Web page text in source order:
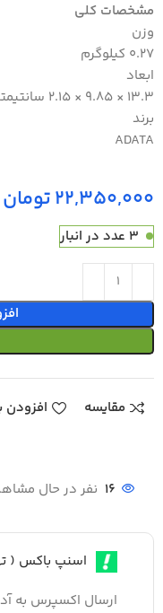
مشخصات کلی
وزن
0.27 کیلوگرم
ابعاد
13.3 × 9.85 × 2.15 سانتیمتر
برند
ADATA
تومان
3 عدد در انبار
مقایسه افزودن
16 نفر در حال
اسنپ باکس (
ارسال اکسپرس به